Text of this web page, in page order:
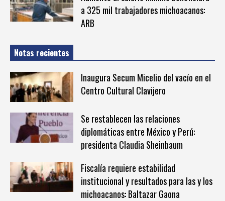
a 325 mil trabajadores michoacanos:
ARB
Notas recientes
Inaugura Secum Micelio del vacío en el
Centro Cultural Clavijero
Se restablecen las relaciones
diplomáticas entre México y Perú:
presidenta Claudia Sheinbaum
Fiscalía requiere estabilidad
institucional y resultados para las y los
michoacanos: Baltazar Gaona